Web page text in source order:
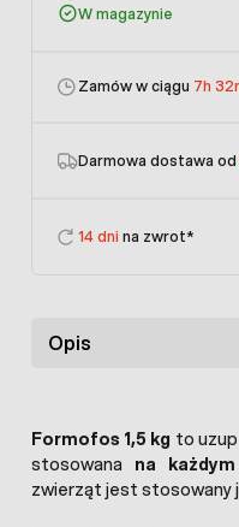
W magazynie
Zamów w ciągu 7h
Darmowa dostawa od
14 dni na zwrot*
Opis
Formofos 1,5 kg to
stosowana na
zwierząt jest stosowany